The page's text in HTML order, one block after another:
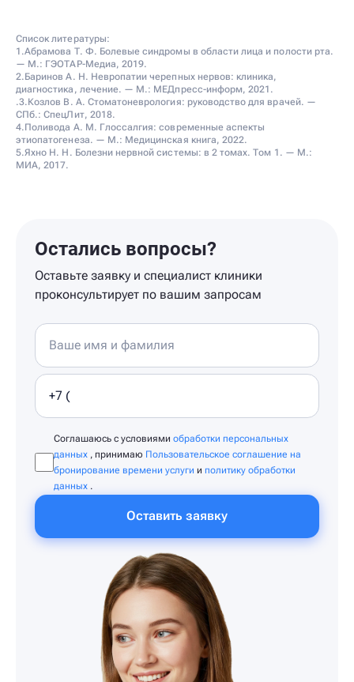
Список литературы:
1.Абрамова Т. Ф. Болевые синдромы в области лица и полости рта.
— М.: ГЭОТАР-Медиа, 2019.
2.Баринов А. Н. Невропатии черепных нервов: клиника,
диагностика, лечение. — М.: МЕДпресс-информ, 2021.
.3.Козлов В. А. Стоматоневрология: руководство для врачей. —
СПб.: СпецЛит, 2018.
4.Поливода А. М. Глоссалгия: современные аспекты
этиопатогенеза. — М.: Медицинская книга, 2022.
5.Яхно Н. Н. Болезни нервной системы: в 2 томах. Том 1. — М.:
МИА, 2017.
Остались вопросы?
Оставьте заявку и специалист клиники
проконсультирует по вашим запросам
Соглашаюсь с условиями обработки персональных
данных , принимаю Пользовательское соглашение на
бронирование времени услуги и политику обработки
данных .
Оставить заявку